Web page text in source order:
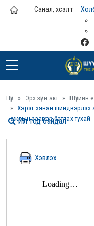
Үндсэн агуулга руу шилжих
Санал, хүсэлт
Нүүр Эрх зүйн акт
Хэрэг хянан шийдвэрлэх
ажлын заавар батлах тухай
Хэвлэх
Ил тод байдал